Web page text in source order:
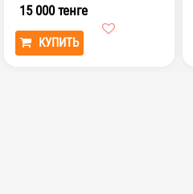
15 000 тенге
КУПИТЬ